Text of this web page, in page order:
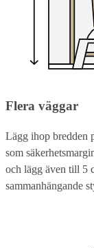
Flera väggar
Lägg ihop bredden
som
och lägg även till 5
sammanhängande